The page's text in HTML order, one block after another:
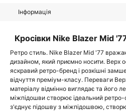
Інформація
Кросівки Nike Blazer Mid
Ретро стиль. Nike Blazer Mid '77
дизайном, який приємно носити. Верх
яскравий ретро-бренд і розкішні
відчуття преміум-класу. Переваги
матеріалу відмінно виглядає та його
міжпідошви створює ідеальний
з'єднує підошву з міжпідошвою,